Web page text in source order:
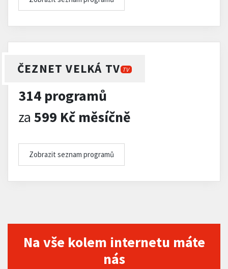
ČEZNET VELKÁ TV TV
314 programů
za 599 Kč měsíčně
Zobrazit seznam programů
Na vše kolem internetu máte
nás